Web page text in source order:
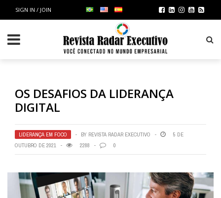
SIGN IN / JOIN
OS DESAFIOS DA LIDERANÇA
DIGITAL
LIDERANÇA EM FOCO BY REVISTA RADAR EXECUTIVO
5 DE
OUTUBRO DE 2021
2288 0